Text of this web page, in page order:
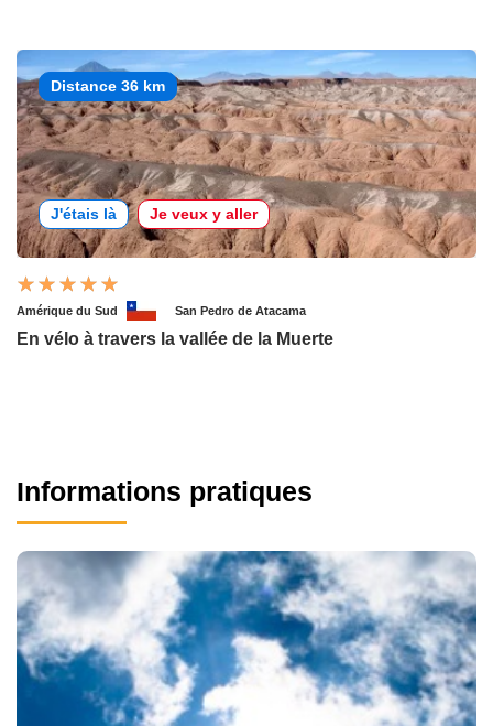
Distance 36 km
J'étais là Je veux y aller
Amérique du Sud San Pedro de Atacama
En vélo à travers la vallée de la Muerte
Informations pratiques